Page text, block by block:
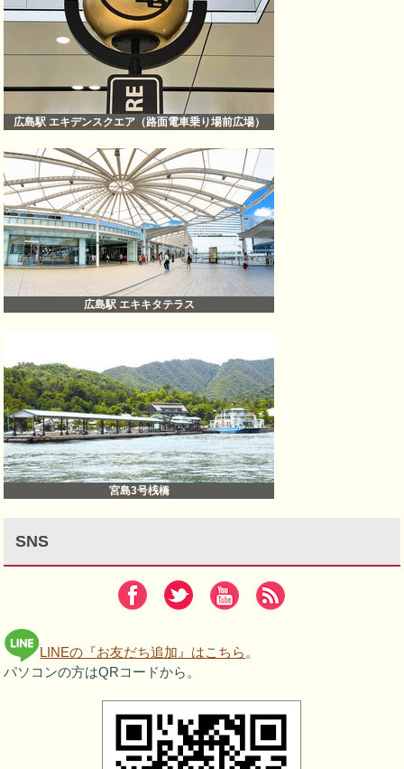
広島駅 エキデンスクエア（路面電車乗り場前広場）
広島駅 エキキタテラス
宮島3号桟橋
SNS
LINEの『お友だち追加』はこちら 。
パソコンの方はQRコードから。